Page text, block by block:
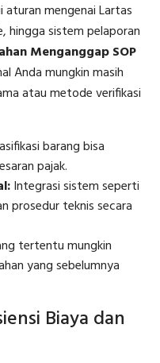
aturan mengenai Lartas
hingga sistem pelaporan
Menganggap SOP
Anda mungkin masih
atau metode verifikasi
barang bisa
pajak.
Integrasi sistem seperti
prosedur teknis secara
tertentu mungkin
yang sebelumnya
Biaya dan